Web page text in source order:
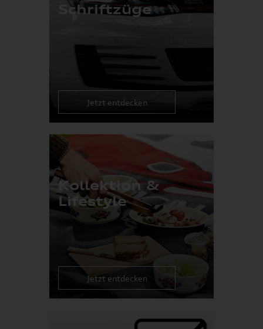
Schriftzüge
Jetzt entdecken
Kollektion &
Lifestyle
Jetzt entdecken